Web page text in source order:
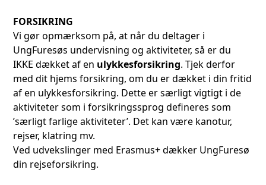
FORSIKRING
Vi gør opmærksom på, at når du deltager i
UngFuresøs undervisning og aktiviteter, så er du
IKKE dækket af en ulykkesforsikring. Tjek derfor
med dit hjems forsikring, om du er dækket i din fritid
af en ulykkesforsikring. Dette er særligt vigtigt i de
aktiviteter som i forsikringssprog defineres som
’særligt farlige aktiviteter’. Det kan være kanotur,
rejser, klatring mv.
Ved udvekslinger med Erasmus+ dækker UngFuresø
din rejseforsikring.